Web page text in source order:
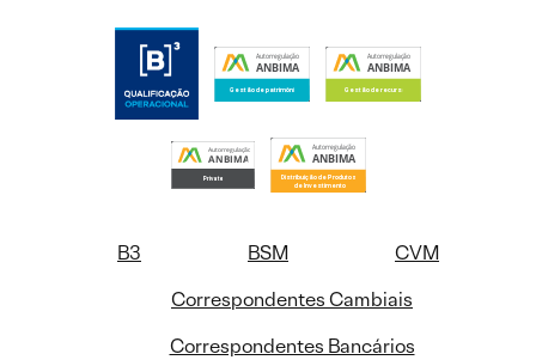
B3 BSM
CVM
Correspondentes Cambiais
Correspondentes Bancários